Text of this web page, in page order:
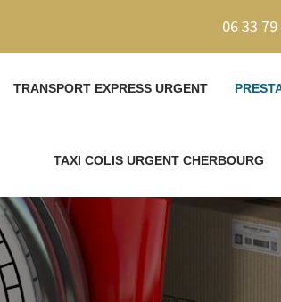
06 33
TRANSPORT EXPRESS URGENT
TAXI COLIS URGENT CHERBOURG